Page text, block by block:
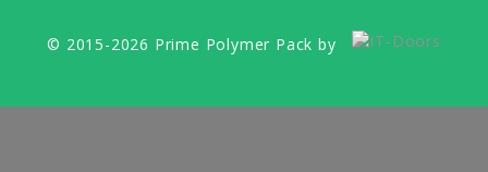
© 2015-2026 Prime Polymer Pack by